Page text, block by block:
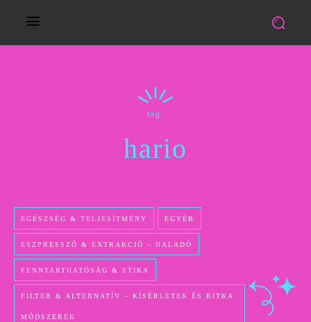
tag:
hario
EGÉSZSÉG & TELJESÍTMÉNY EGYÉB
ESZPRESSZÓ & EXTRAKCIÓ – HALADÓ
FENNTARTHATÓSÁG & ETIKA
FILTER & ALTERNATÍV – KÍSÉRLETEK ÉS RITKA
MÓDSZEREK